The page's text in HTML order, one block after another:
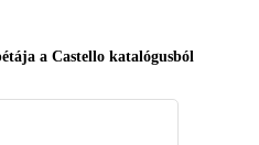
a Castello katalógusból